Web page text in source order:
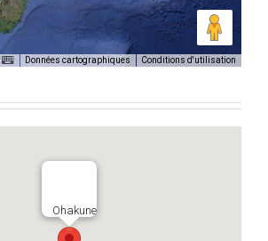
Données cartographiques Conditions d'utilisation
Ohakune